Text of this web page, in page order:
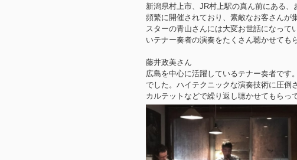
新潟県村上市、JR村上駅の真ん前にある
頻繁に開催されており、素敵なお客さんが
スターの青山さんには大変お世話になって
いテナー奏者の演奏をたくさん聴かせても
藤井政美さん
広島を中心に活躍しているテナー奏者です
でした。ハイテクニックな演奏技術に圧倒
カルテットなどで繰り返し聴かせてもらっ